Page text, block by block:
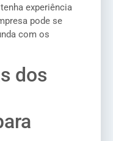
experiência
pode se
com os
dos